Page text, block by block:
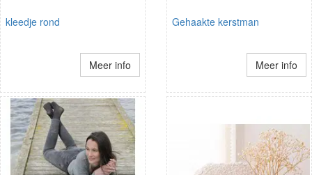
kleedje rond
Meer info
Gehaakte kerstman
Meer info